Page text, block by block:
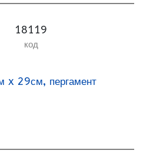
18119
код
x 29см, пергамент